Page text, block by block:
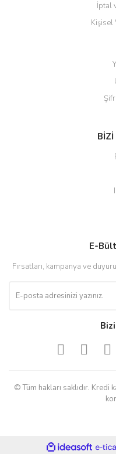
İptal
Kişisel
BİZİ
E-
Fırsatları, kampanya ve
© Tüm hakları saklıdır.